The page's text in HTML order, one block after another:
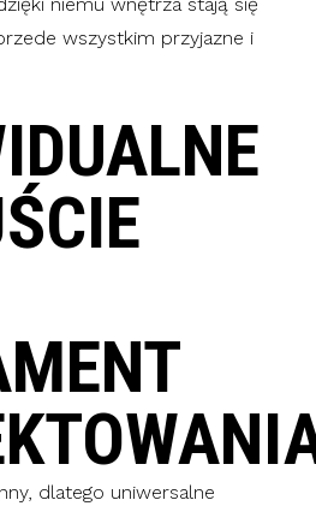
wszystkim przyjazne i
dlatego uniwersalne